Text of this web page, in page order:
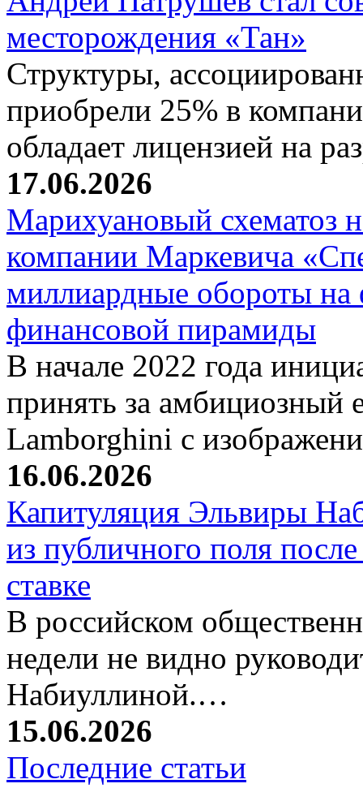
месторождения «Тан»
Структуры,
приобрели 25% в
обладает лицензией на
17.06.2026
Марихуановый схематоз
компании Маркевича
миллиардные обороты
финансовой пирамиды
В начале 2022 года
принять за амбициозный
Lamborghini с
16.06.2026
Капитуляция Эльвиры
из публичного поля
ставке
В российском
недели не видно
Набиуллиной.…
15.06.2026
Последние статьи